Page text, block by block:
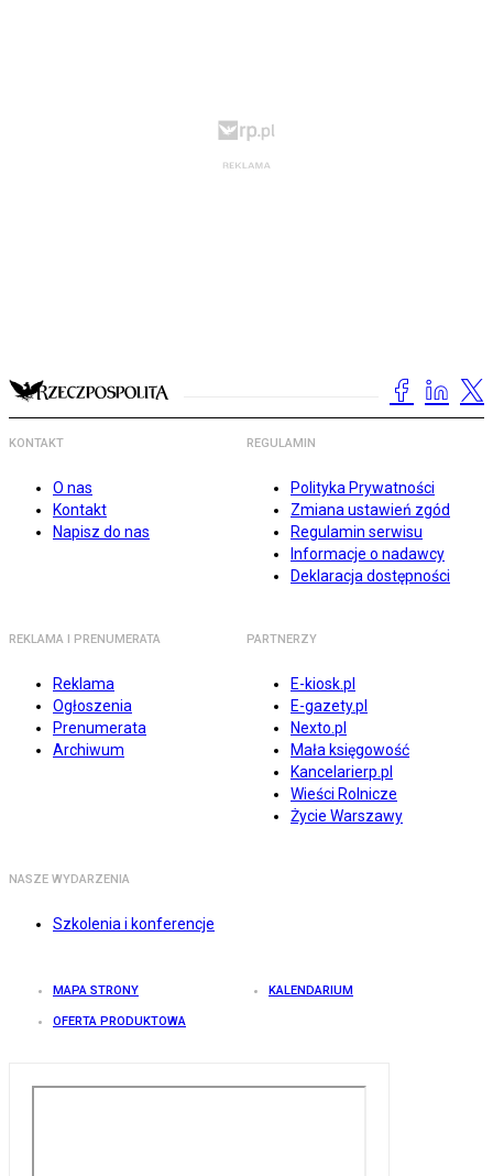
KONTAKT
O nas
Kontakt
Napisz do nas
REGULAMIN
Polityka Prywatności
Zmiana ustawień zgód
Regulamin serwisu
Informacje o nadawcy
Deklaracja dostępności
REKLAMA I PRENUMERATA
Reklama
Ogłoszenia
Prenumerata
Archiwum
PARTNERZY
E-kiosk.pl
E-gazety.pl
Nexto.pl
Mała księgowość
Kancelarierp.pl
Wieści Rolnicze
Życie Warszawy
NASZE WYDARZENIA
Szkolenia i konferencje
MAPA STRONY KALENDARIUM
OFERTA PRODUKTOWA